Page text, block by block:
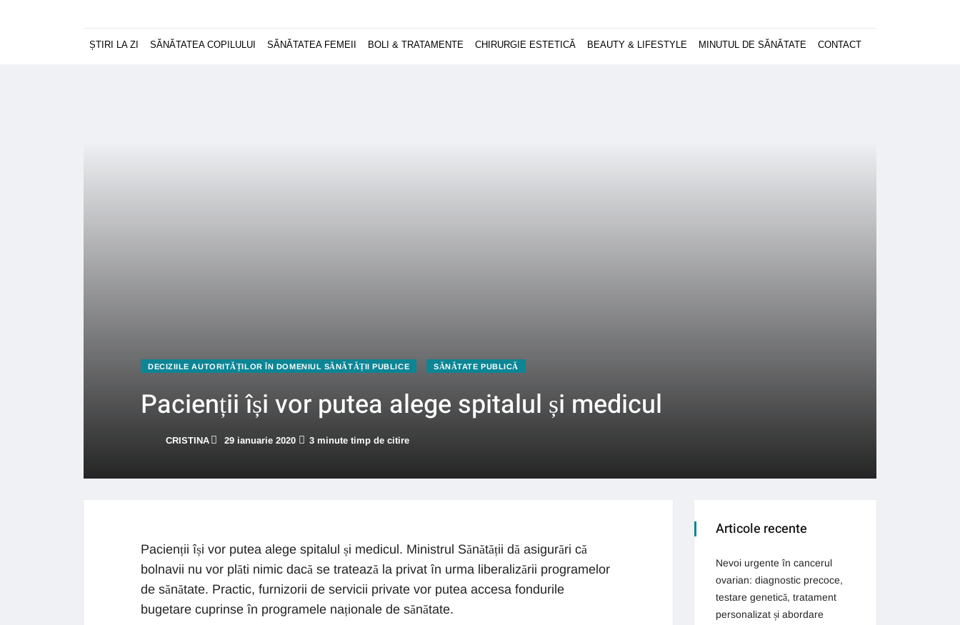
ȘTIRI LA ZI SĂNĂTATEA COPILULUI SĂNĂTATEA FEMEII BOLI & TRATAMENTE CHIRURGIE ESTETICĂ BEAUTY & LIFESTYLE MINUTUL DE SĂNĂTATE CONTACT
DECIZIILE AUTORITĂȚILOR ÎN DOMENIUL SĂNĂTĂȚII PUBLICE SĂNĂTATE PUBLICĂ
Pacienții își vor putea alege spitalul și medicul
CRISTINA 29 ianuarie 2020 3 minute timp de citire
Pacienții își vor putea alege spitalul și medicul. Ministrul Sănătății dă asigurări că
bolnavii nu vor plăti nimic dacă se tratează la privat în urma liberalizării programelor
de sănătate. Practic, furnizorii de servicii private vor putea accesa fondurile
bugetare cuprinse în programele naționale de sănătate.
Articole recente
Nevoi urgente în cancerul
ovarian: diagnostic precoce,
testare genetică, tratament
personalizat și abordare